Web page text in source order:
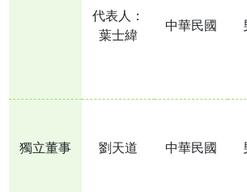
代表人：
葉士緯
中華民國
獨立董事 劉天道 中華民國